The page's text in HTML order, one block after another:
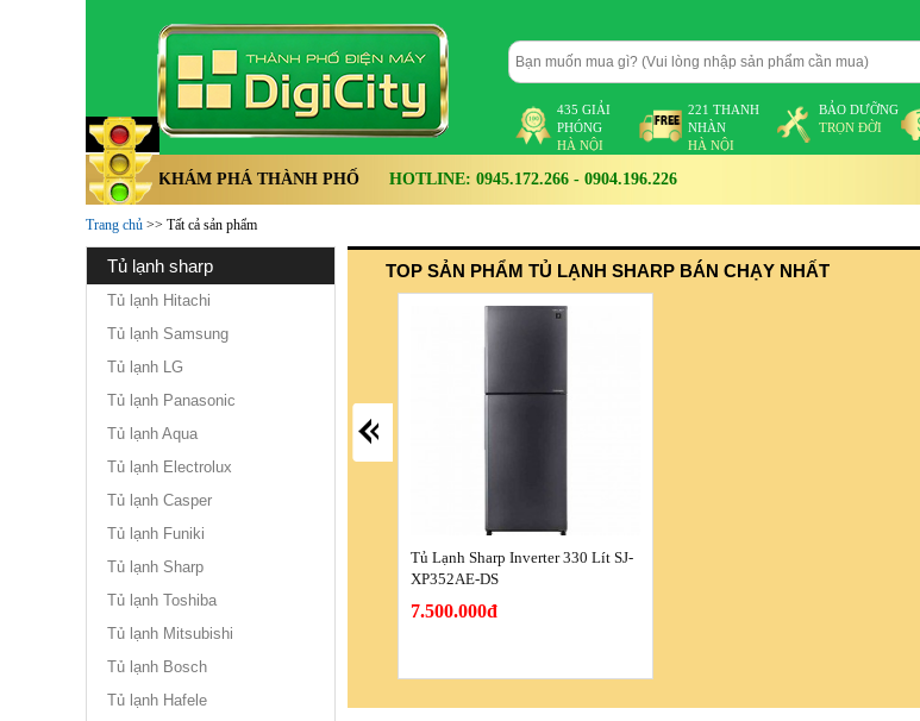
435 GIẢI
PHÓNG
HÀ NỘI
221 THANH
NHÀN
HÀ NỘI
BẢO DƯỠNG
TRỌN ĐỜI
KHÁM PHÁ THÀNH PHỐ HOTLINE: 0945.172.266 - 0904.196.226
Trang chủ >> Tất cả sản phẩm
tủ lạnh sharp
Tủ lạnh Hitachi
Tủ lạnh Samsung
Tủ lạnh LG
Tủ lạnh Panasonic
Tủ lạnh Aqua
Tủ lạnh Electrolux
Tủ lạnh Casper
Tủ lạnh Funiki
Tủ lạnh Sharp
Tủ lạnh Toshiba
Tủ lạnh Mitsubishi
Tủ lạnh Bosch
Tủ lạnh Hafele
TOP SẢN PHẨM TỦ LẠNH SHARP BÁN CHẠY NHẤT
Tủ Lạnh Sharp Inverter 330 Lít SJ-
XP352AE-DS
7.500.000đ